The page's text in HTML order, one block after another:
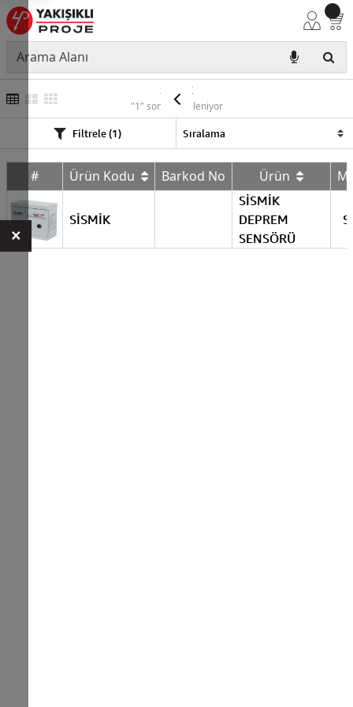
SİSMİK
"1" sonuç listeleniyor
Filtrele (1)
# Ürün Kodu Barkod No Ürün
SİSMİK
SİSMİK
DEPREM
SENSÖRÜ
×